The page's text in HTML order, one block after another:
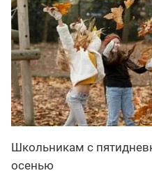
Школьникам с
осенью